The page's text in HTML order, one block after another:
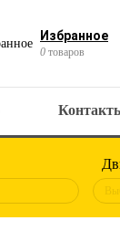
Избранное
0 товаров